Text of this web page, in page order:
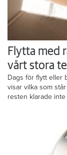
Flytta med
vårt stora
Dags för flytt eller
visar vilka som
resten klarade